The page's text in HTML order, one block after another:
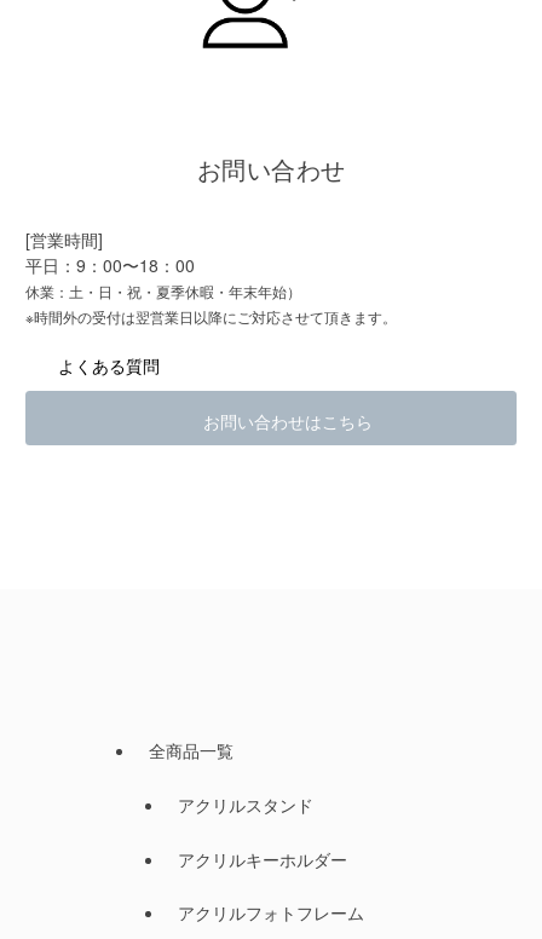
お問い合わせ
[営業時間]
平日：9：00〜18：00
休業：土・日・祝・夏季休暇・年末年始）
※時間外の受付は翌営業日以降にご対応させて頂きます。
よくある質問
お問い合わせはこちら
全商品一覧
アクリルスタンド
アクリルキーホルダー
アクリルフォトフレーム